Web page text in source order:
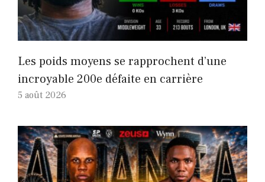
Les poids moyens se rapprochent d’une
incroyable 200e défaite en carrière
5 août 2026